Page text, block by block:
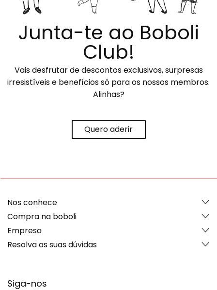
Junta-te ao Boboli
Club!
Vais desfrutar de descontos exclusivos, surpresas
irresistíveis e benefícios só para os nossos membros.
Alinhas?
Quero aderir
Siga-nos
Nos conhece
Compra na boboli
Empresa
Resolva as suas dúvidas